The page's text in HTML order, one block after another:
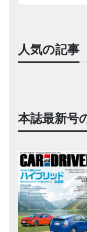
人気の記事
本誌最新号